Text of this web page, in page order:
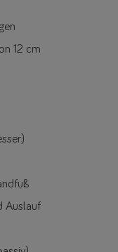
12 cm
Auslauf